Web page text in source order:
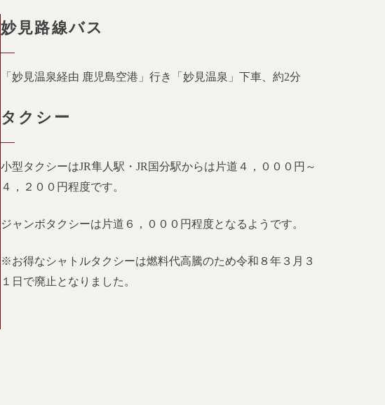
妙見路線バス
「妙見温泉経由 鹿児島空港」行き「妙見温泉」下車、約2分
タクシー
小型タクシーはJR隼人駅・JR国分駅からは片道４，０００円～
４，２００円程度です。
ジャンボタクシーは片道６，０００円程度となるようです。
※お得なシャトルタクシーは燃料代高騰のため令和８年３月３
１日で廃止となりました。